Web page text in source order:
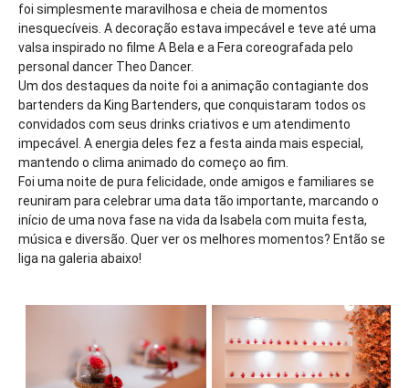
foi simplesmente maravilhosa e cheia de momentos
inesquecíveis. A decoração estava impecável e teve até uma
valsa inspirado no filme A Bela e a Fera coreografada pelo
personal dancer Theo Dancer.
Um dos destaques da noite foi a animação contagiante dos
bartenders da King Bartenders, que conquistaram todos os
convidados com seus drinks criativos e um atendimento
impecável. A energia deles fez a festa ainda mais especial,
mantendo o clima animado do começo ao fim.
Foi uma noite de pura felicidade, onde amigos e familiares se
reuniram para celebrar uma data tão importante, marcando o
início de uma nova fase na vida da Isabela com muita festa,
música e diversão. Quer ver os melhores momentos? Então se
liga na galeria abaixo!